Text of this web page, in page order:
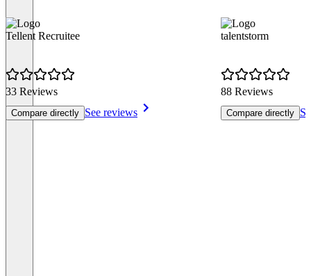
Tellent Recruitee
33 Reviews
Compare directly See reviews
talentstorm
88 Reviews
Compare directly